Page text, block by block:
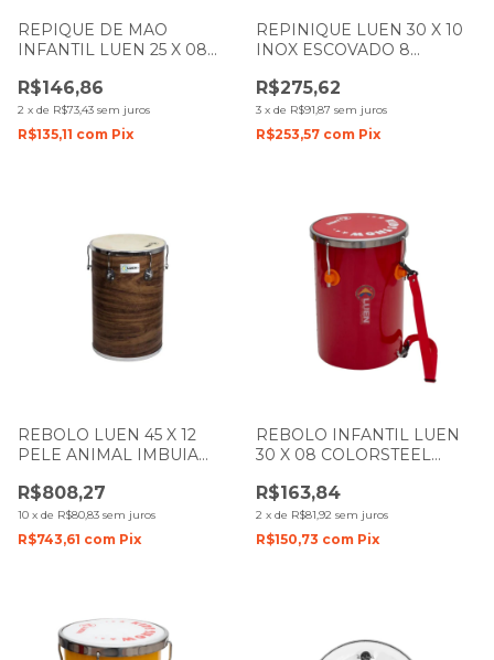
REPIQUE DE MAO
INFANTIL LUEN 25 X 08
PELE TRANSPARENTE
R$146,86
2 x de R$73,43 sem juros
R$135,11 com Pix
REPINIQUE LUEN 30 X 10
INOX ESCOVADO 8
R$275,62
3 x de R$91,87 sem juros
R$253,57 com Pix
REBOLO LUEN 45 X 12
PELE ANIMAL IMBUIA
R$808,27
10 x de R$80,83 sem juros
R$743,61 com Pix
REBOLO INFANTIL LUEN
30 X 08 COLORSTEEL
VERMELHA
R$163,84
2 x de R$81,92 sem juros
R$150,73 com Pix